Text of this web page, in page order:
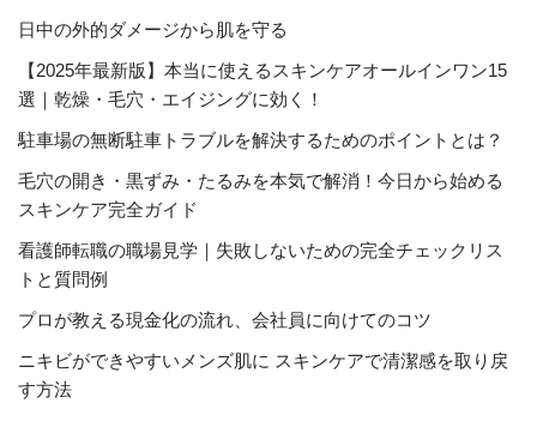
日中の外的ダメージから肌を守る
【2025年最新版】本当に使えるスキンケアオールインワン15
選｜乾燥・毛穴・エイジングに効く！
駐車場の無断駐車トラブルを解決するためのポイントとは？
毛穴の開き・黒ずみ・たるみを本気で解消！今日から始める
スキンケア完全ガイド
看護師転職の職場見学｜失敗しないための完全チェックリス
トと質問例
プロが教える現金化の流れ、会社員に向けてのコツ
ニキビができやすいメンズ肌に スキンケアで清潔感を取り戻
す方法